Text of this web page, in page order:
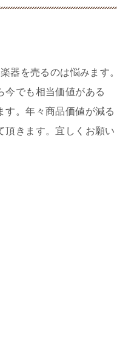
器を売るのは悩みます
今でも相当価値がある
す。年々商品価値が減る
頂きます。宜しくお願い